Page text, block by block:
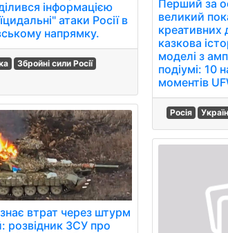
інформацією
атаки Росії в
напрямку.
Збройні сили Росії
втрат через штурм
розвідник ЗСУ про
Перший за
великий
креативних
казкова
моделі з
подіумі: 10
моментів
Росія